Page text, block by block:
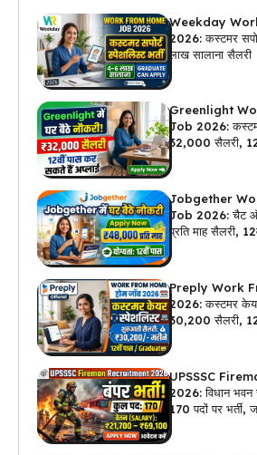
Weekday
2026: कस्टमर
लाख सालाना सैलरी
Greenlight
Job 2026: कस्टमर
₹32,000 सैलरी,
Jobgether
Job 2026: चैट
प्रति माह सैलरी,
Preply Work
2026: कस्टमर
₹30,200 सैलरी,
UPSSSC
2026: विधान
170 पदों पर भर्ती,